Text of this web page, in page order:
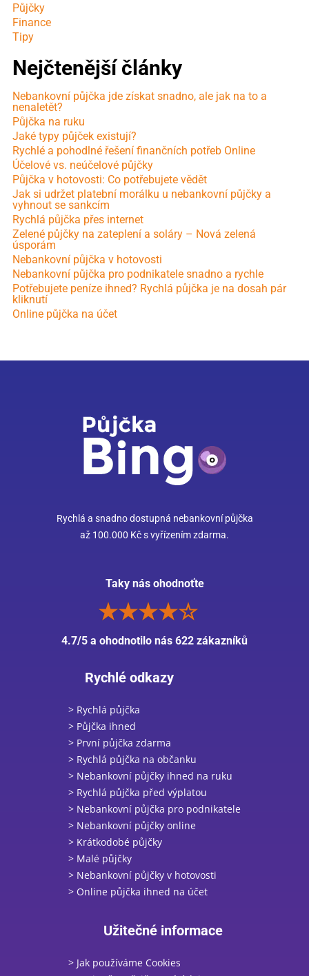
Půjčky
Finance
Tipy
Nejčtenější články
Nebankovní půjčka jde získat snadno, ale jak na to a
nenaletět?
Půjčka na ruku
Jaké typy půjček existují?
Rychlé a pohodlné řešení finančních potřeb Online
Účelové vs. neúčelové půjčky
Půjčka v hotovosti: Co potřebujete vědět
Jak si udržet platební morálku u nebankovní půjčky a
vyhnout se sankcím
Rychlá půjčka přes internet
Zelené půjčky na zateplení a soláry – Nová zelená
úsporám
Nebankovní půjčka v hotovosti
Nebankovní půjčka pro podnikatele snadno a rychle
Potřebujete peníze ihned? Rychlá půjčka je na dosah pár
kliknutí
Online půjčka na účet
Rychlá a snadno dostupná nebankovní půjčka
až 100.000 Kč s vyřízením zdarma.
Taky nás ohodnoťte
4.7/5 a ohodnotilo nás 622 zákazníků
Rychlé odkazy
> Rychlá půjčka
> Půjčka ihned
> První půjčka zdarma
> Rychlá půjčka na občanku
> Nebankovní půjčky ihned na ruku
> Rychlá půjčka před výplatou
> Nebankovní půjčka pro podnikatele
> Nebankovní půjčky online
> Krátkodobé půjčky
> Malé půjčky
> Nebankovní půjčky v hotovosti
> Online půjčka ihned na účet
Užitečné informace
> Jak používáme Cookies